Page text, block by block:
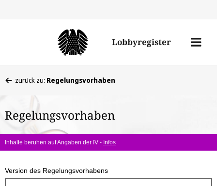
Lobbyregister
Menü
befinden
hier:
zurück zu: Regelungsvorhaben
Regelungsvorhaben
Inhalte beruhen auf Angaben der IV - Infos
Version des Regelungsvorhabens